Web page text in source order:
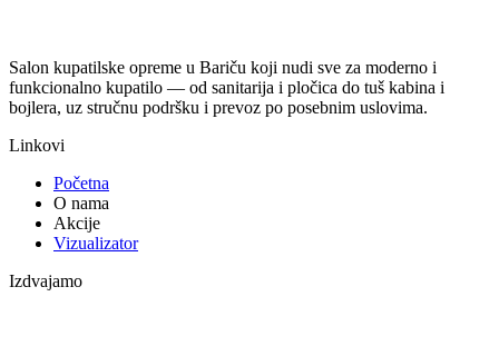
Salon kupatilske opreme u Bariču koji nudi sve za moderno i
funkcionalno kupatilo — od sanitarija i pločica do tuš kabina i
bojlera, uz stručnu podršku i prevoz po posebnim uslovima.
Linkovi
Početna
O nama
Akcije
Vizualizator
Izdvajamo